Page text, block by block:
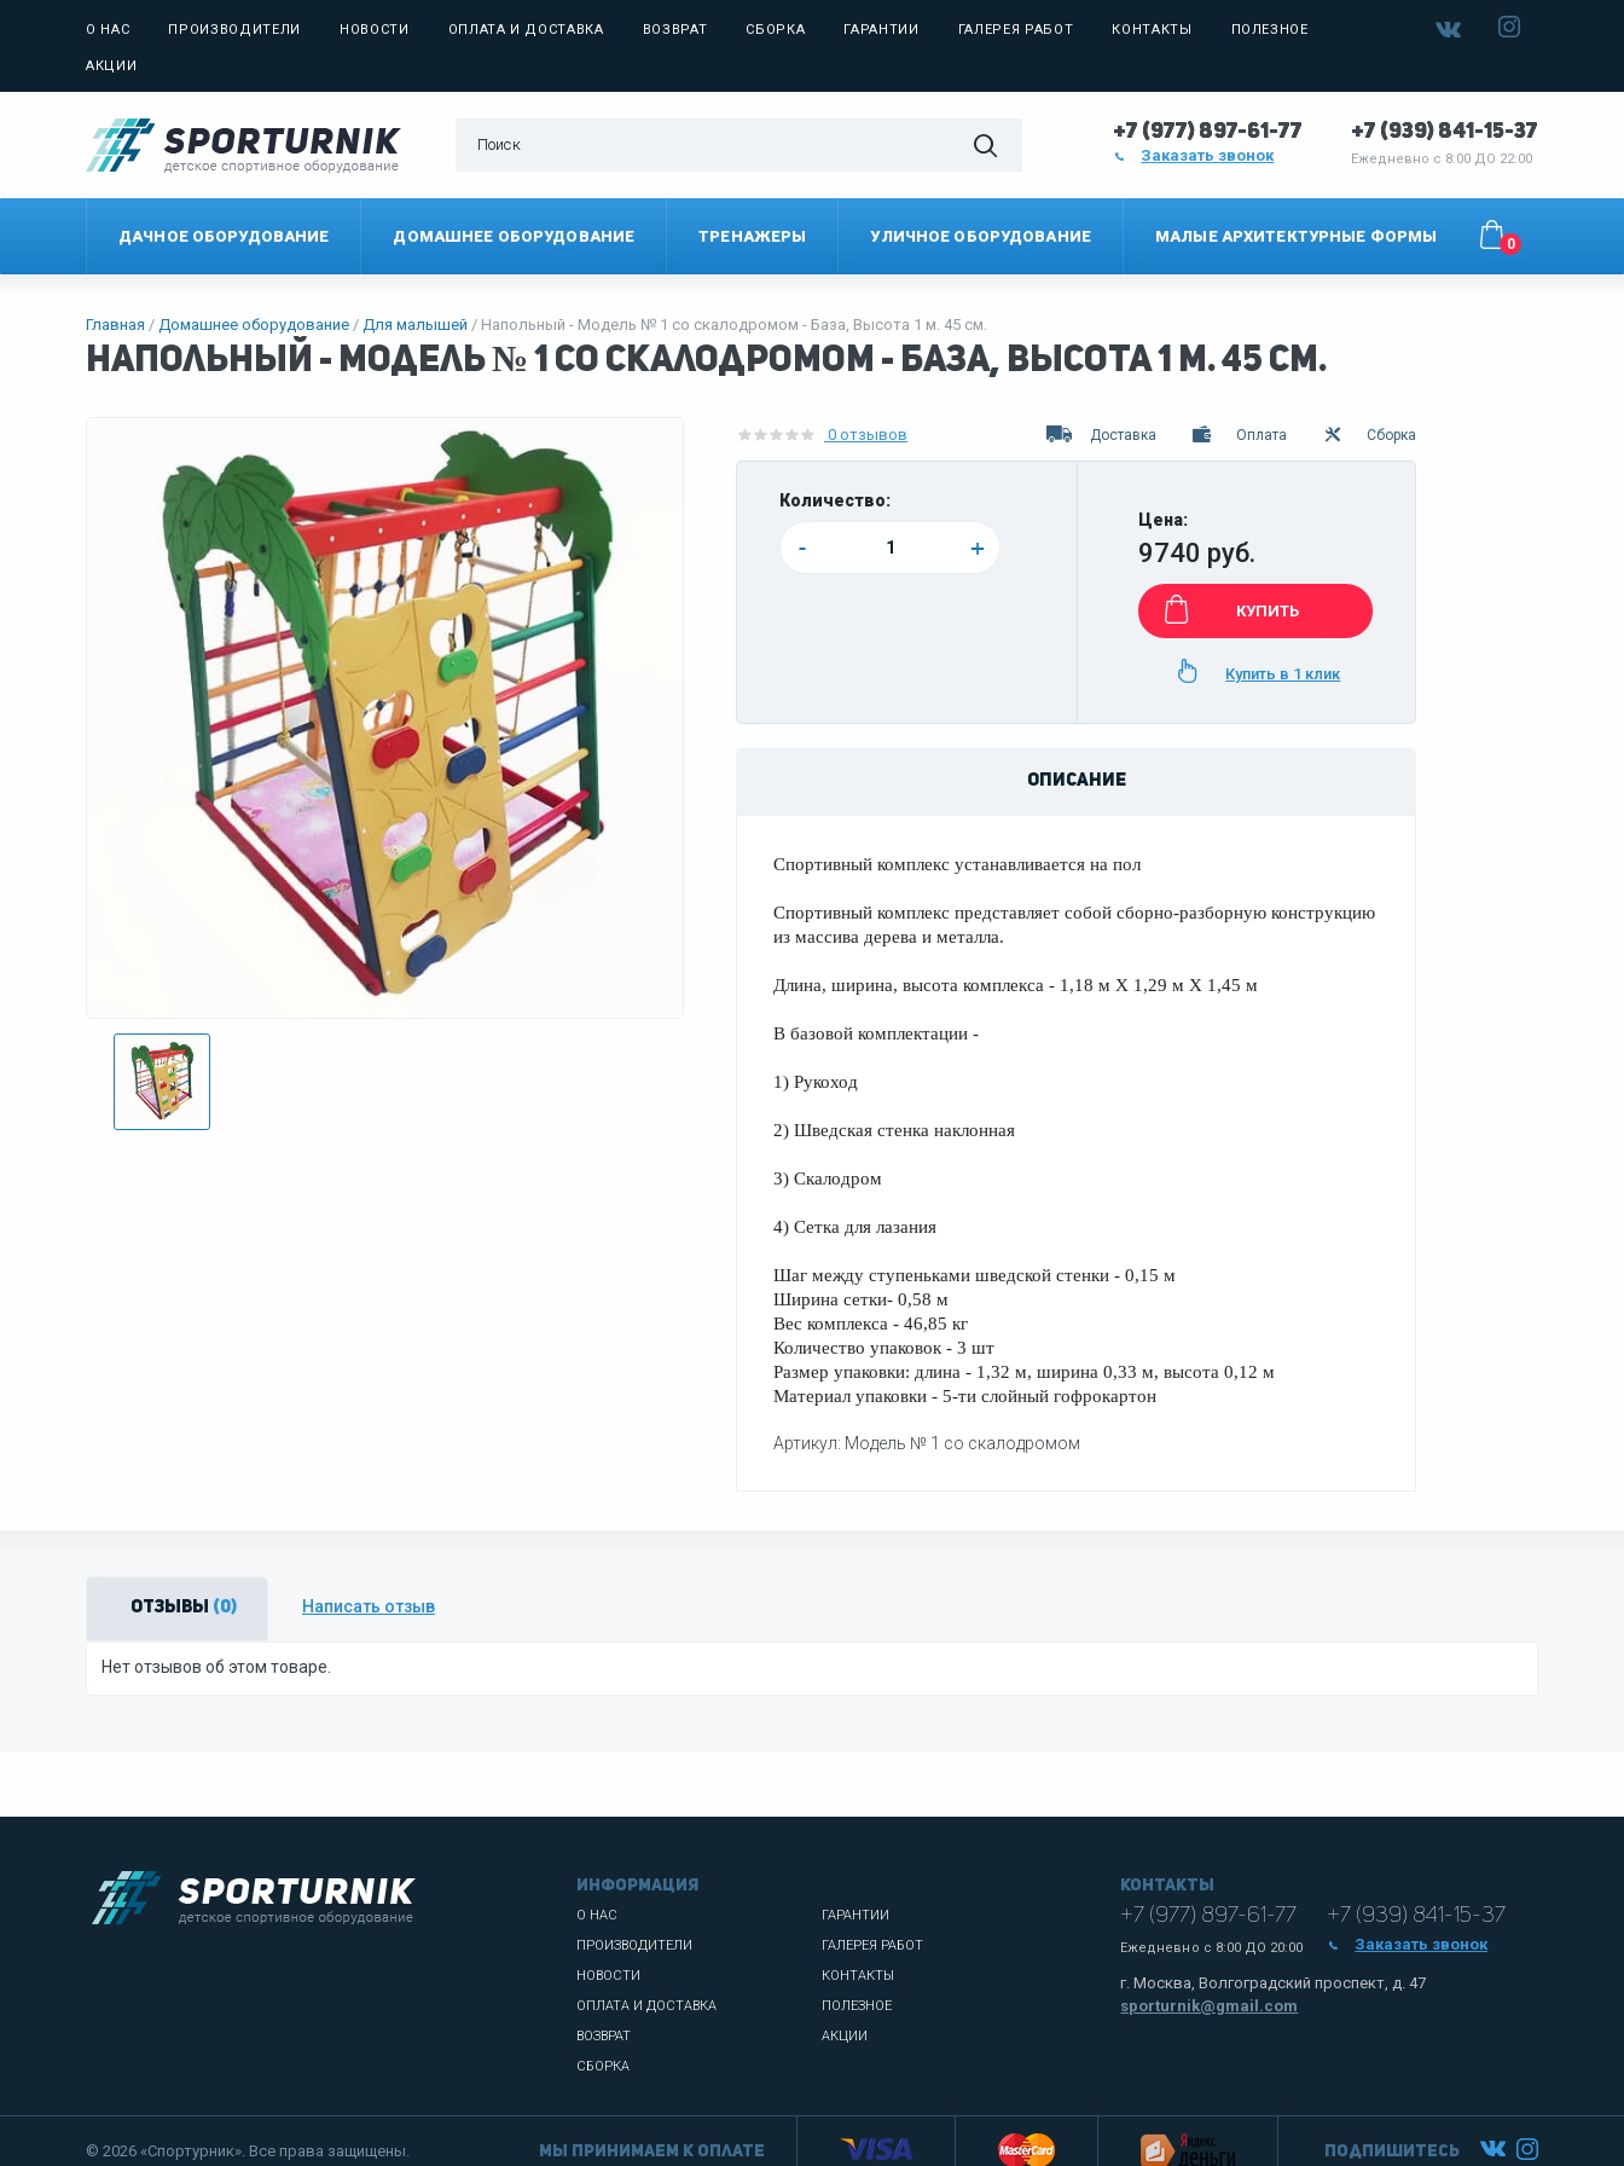
О НАС ПРОИЗВОДИТЕЛИ НОВОСТИ ОПЛАТА И ДОСТАВКА ВОЗВРАТ СБОРКА ГАРАНТИИ ГАЛЕРЕЯ РАБОТ КОНТАКТЫ ПОЛЕЗНОЕ
АКЦИИ
+7 (977) 897-61-77
Заказать звонок
+7 (939) 841-15-37
Ежедневно с 8:00 ДО 22:00
ДАЧНОЕ ОБОРУДОВАНИЕ ДОМАШНЕЕ ОБОРУДОВАНИЕ ТРЕНАЖЕРЫ УЛИЧНОЕ ОБОРУДОВАНИЕ МАЛЫЕ АРХИТЕКТУРНЫЕ ФОРМЫ 0
Главная Домашнее оборудование Для малышей Напольный - Модель № 1 со скалодромом - База, Высота 1 м. 45 см.
Напольный - Модель № 1 со скалодромом - База, Высота 1 м. 45 см.
0 отзывов Доставка Оплата Сборка
Количество:
- +
Цена:
9740 руб.
КУПИТЬ
Купить в 1 клик
ОПИСАНИЕ
Спортивный комплекс устанавливается на пол
Спортивный комплекс представляет собой сборно-разборную конструкцию
из массива дерева и металла.
Длина, ширина, высота комплекса - 1,18 м Х 1,29 м Х 1,45 м
В базовой комплектации -
1) Рукоход
2) Шведская стенка наклонная
3) Скалодром
4) Сетка для лазания
Шаг между ступеньками шведской стенки - 0,15 м
Ширина сетки- 0,58 м
Вес комплекса - 46,85 кг
Количество упаковок - 3 шт
Размер упаковки: длина - 1,32 м, ширина 0,33 м, высота 0,12 м
Материал упаковки - 5-ти слойный гофрокартон
Артикул: Модель № 1 со скалодромом
Отзывы (0) Написать отзыв
Нет отзывов об этом товаре.
информация
О НАС
ПРОИЗВОДИТЕЛИ
НОВОСТИ
ОПЛАТА И ДОСТАВКА
ВОЗВРАТ
СБОРКА
ГАРАНТИИ
ГАЛЕРЕЯ РАБОТ
КОНТАКТЫ
ПОЛЕЗНОЕ
АКЦИИ
Контакты
+7 (977) 897-61-77
Ежедневно с 8:00 ДО 20:00
+7 (939) 841-15-37
Заказать звонок
г. Москва, Волгоградский проспект, д. 47
sporturnik@gmail.com
© 2026 «Спортурник». Все права защищены. Мы принимаем к оплате Подпишитесь